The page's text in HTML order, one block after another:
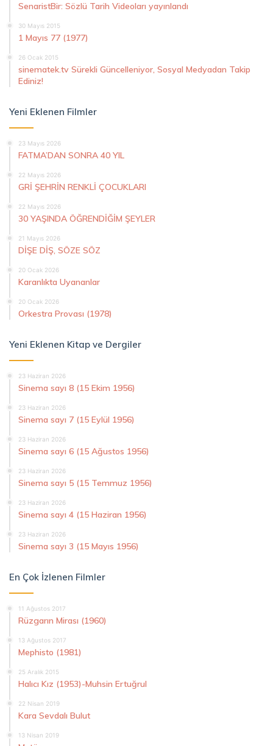
SenaristBir: Sözlü Tarih Videoları yayınlandı
30 Mayıs 2015
1 Mayıs 77 (1977)
26 Ocak 2015
sinematek.tv Sürekli Güncelleniyor, Sosyal Medyadan Takip
Ediniz!
Yeni Eklenen Filmler
23 Mayıs 2026
FATMA’DAN SONRA 40 YIL
22 Mayıs 2026
GRİ ŞEHRİN RENKLİ ÇOCUKLARI
22 Mayıs 2026
30 YAŞINDA ÖĞRENDİĞİM ŞEYLER
21 Mayıs 2026
DİŞE DİŞ, SÖZE SÖZ
20 Ocak 2026
Karanlıkta Uyananlar
20 Ocak 2026
Orkestra Provası (1978)
Yeni Eklenen Kitap ve Dergiler
23 Haziran 2026
Sinema sayı 8 (15 Ekim 1956)
23 Haziran 2026
Sinema sayı 7 (15 Eylül 1956)
23 Haziran 2026
Sinema sayı 6 (15 Ağustos 1956)
23 Haziran 2026
Sinema sayı 5 (15 Temmuz 1956)
23 Haziran 2026
Sinema sayı 4 (15 Haziran 1956)
23 Haziran 2026
Sinema sayı 3 (15 Mayıs 1956)
En Çok İzlenen Filmler
11 Ağustos 2017
Rüzgarın Mirası (1960)
13 Ağustos 2017
Mephisto (1981)
25 Aralık 2015
Halıcı Kız (1953)-Muhsin Ertuğrul
22 Nisan 2019
Kara Sevdalı Bulut
13 Nisan 2019